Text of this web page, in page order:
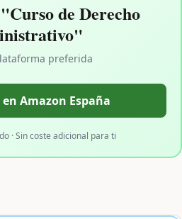
de Derecho
preferida
Amazon España
· Sin coste adicional para ti